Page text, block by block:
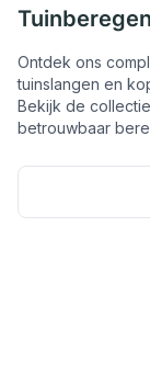
Ontdek ons
tuinslangen en
Bekijk de
betrouwbaar